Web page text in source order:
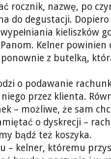
rocznik, nazwę, po
do degustacji.
kieliszków
Kelner
z butelką,
o podawanie
przez klienta.
– możliwe, że sam
o dyskrecji –
bądź też koszyka.
– kelner, któremu